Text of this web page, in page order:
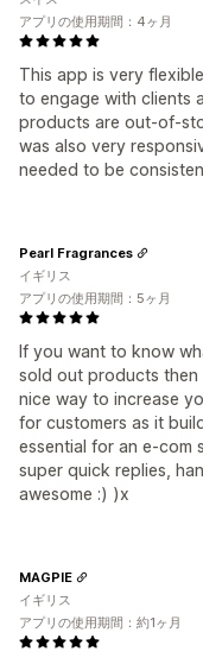
This app is very
to engage with clients
products are out-of-
was also very
needed to be
アプリの使用期間：4ヶ月
If you want to know
sold out products then
nice way to increase
for customers as it
essential for an e-com
super quick replies,
awesome :) )x
Pearl Fragrances
イギリス
アプリの使用期間：5ヶ月
MAGPIE
イギリス
アプリの使用期間：約1ヶ月